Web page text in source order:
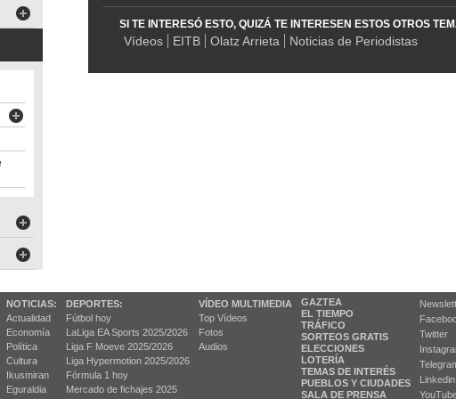
SI TE INTERESÓ ESTO, QUIZÁ TE INTERESEN ESTOS OTROS
Vídeos EITB Olatz Arrieta Noticias de Periodistas
NOTICIAS:
Actualidad
Economía
Política
Cultura
Ikusmiran
Eguraldia
DEPORTES:
Fútbol hoy
LaLiga EA Sports 2025/2026
Liga F Moeve 2025/2026
Liga Hypermotion 2025/2026
Fórmula 1 hoy
Mercado de fichajes 2025
VÍDEO MULTIMEDIA
Top Vídeos
Fotos
Audios
GAZTEA
EL TIEMPO
TRÁFICO
SORTEOS GRATIS
ELECCIONES
LOTERÍA
TEMAS DE INTERÉS
PUEBLOS Y CIUDADES
SALA DE PRENSA
Twitter
Linkedin